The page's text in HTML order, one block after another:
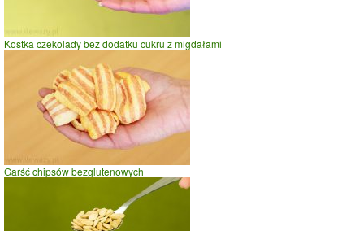
Kostka czekolady bez dodatku cukru z migdałami
Garść chipsów bezglutenowych